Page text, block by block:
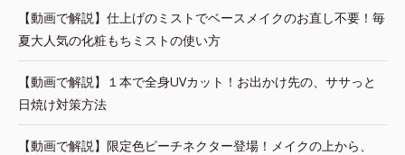
【動画で解説】仕上げのミストでベースメイクのお直し不要！毎
夏大人気の化粧もちミストの使い方
【動画で解説】１本で全身UVカット！お出かけ先の、ササっと
日焼け対策方法
【動画で解説】限定色ピーチネクター登場！メイクの上から、